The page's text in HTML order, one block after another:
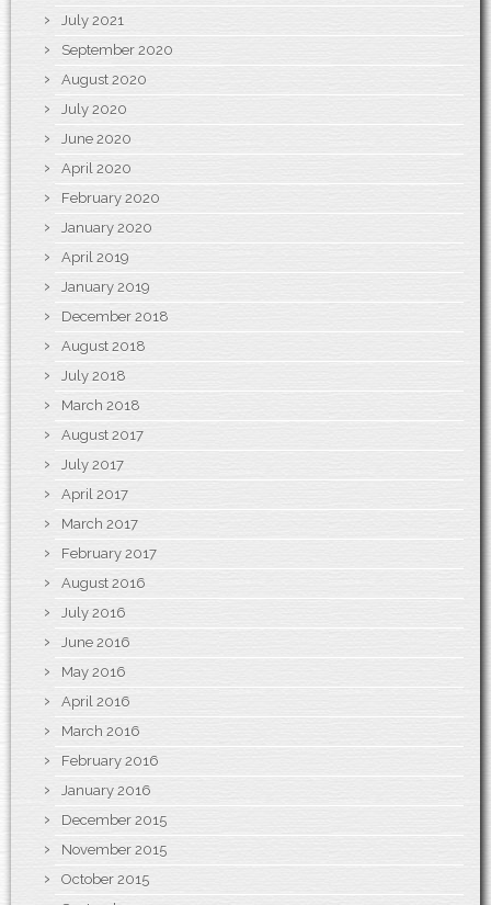
July 2021
September 2020
August 2020
July 2020
June 2020
April 2020
February 2020
January 2020
April 2019
January 2019
December 2018
August 2018
July 2018
March 2018
August 2017
July 2017
April 2017
March 2017
February 2017
August 2016
July 2016
June 2016
May 2016
April 2016
March 2016
February 2016
January 2016
December 2015
November 2015
October 2015